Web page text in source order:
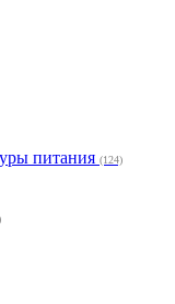
питания (124)